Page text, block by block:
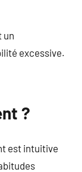
un
excessive.
?
est intuitive